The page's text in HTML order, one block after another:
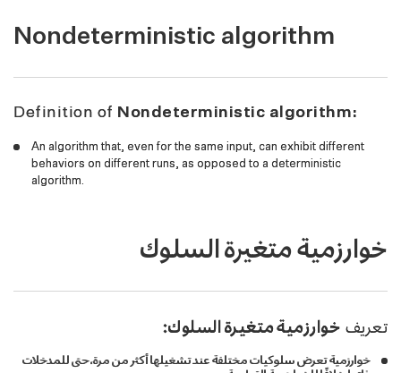
Nondeterministic algorithm
Definition of Nondeterministic algorithm:
An algorithm that, even for the same input, can exhibit different
behaviors on different runs, as opposed to a deterministic
algorithm.
خوارزمية متغيرة السلوك
تعريف خوارزمية متغيرة السلوك:
خوارزمية تعرض سلوكيات مختلفة عند تشغيلها أكثر من مرة، حتى للمدخلات